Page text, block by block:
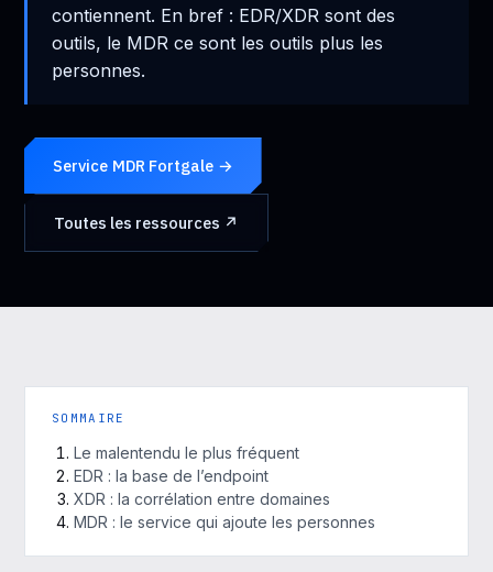
contiennent. En bref : EDR/XDR sont des
outils, le MDR ce sont les outils plus les
personnes.
Service MDR Fortgale →
Toutes les ressources ↗
SOMMAIRE
Le malentendu le plus fréquent
EDR : la base de l’endpoint
XDR : la corrélation entre domaines
MDR : le service qui ajoute les personnes